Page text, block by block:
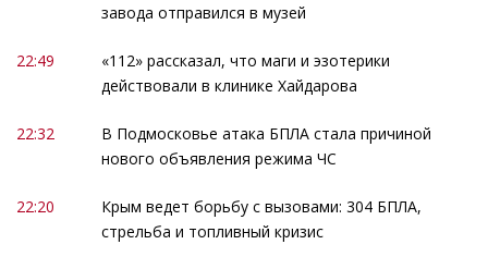
завода отправился в музей
22:49
«112» рассказал, что маги и эзотерики
действовали в клинике Хайдарова
22:32
В Подмосковье атака БПЛА стала причиной
нового объявления режима ЧС
22:20
Крым ведет борьбу с вызовами: 304 БПЛА,
стрельба и топливный кризис